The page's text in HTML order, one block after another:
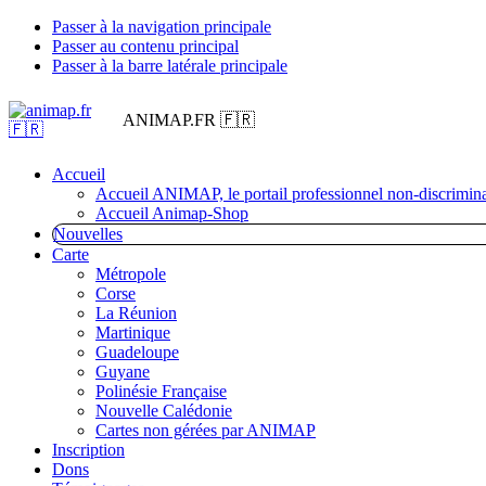
Passer à la navigation principale
Passer au contenu principal
Passer à la barre latérale principale
ANIMAP.FR 🇫🇷
Accueil
Accueil ANIMAP, le portail professionnel non-
Accueil Animap-Shop
Nouvelles
Carte
Métropole
Corse
La Réunion
Martinique
Guadeloupe
Guyane
Polinésie Française
Nouvelle Calédonie
Cartes non gérées par ANIMAP
Inscription
Dons